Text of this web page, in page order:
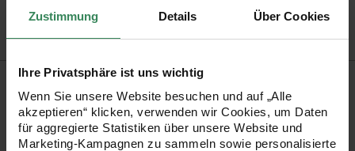
Zustimmung Details Über Cookies
Ihre Privatsphäre ist uns wichtig
Wenn Sie unsere Website besuchen und auf „Alle
akzeptieren“ klicken, verwenden wir Cookies, um Daten
für aggregierte Statistiken über unsere Website und
Marketing-Kampagnen zu sammeln sowie personalisierte
Produktbeschreibung
Seide, Polyamid und Baumwolle vereinen sich in Fashion Silk
Blend dk von Rico Design zu einem hochwertigen Garn. Die